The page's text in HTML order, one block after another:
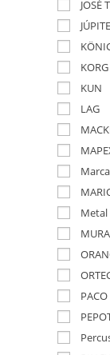
JOSÉ
KORG
KUN
LAG
Marca
Metal